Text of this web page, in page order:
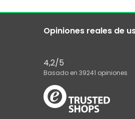
Opiniones reales de
4,2/5
Basado en 39241 opiniones